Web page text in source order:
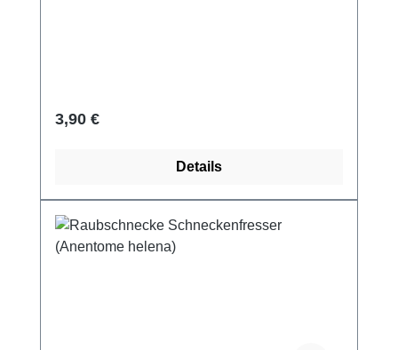
Regulärer Preis:
3,90 €
Details